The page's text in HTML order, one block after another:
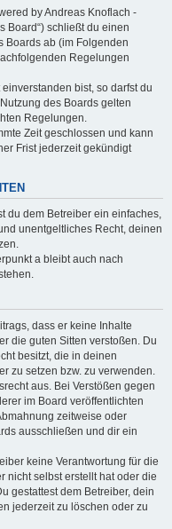
by Andreas Knoflach -
Board“) schließt du einen
Boards ab (im Folgenden
Regelungen
bist, so darfst du
des Boards gelten
Regelungen.
Zeit geschlossen und kann
Frist jederzeit gekündigt
du dem Betreiber ein einfaches,
unentgeltliches Recht, deinen
a bleibt auch nach
dass er keine Inhalte
die guten Sitten verstoßen. Du
besitzt, die in deinen
zu setzen bzw. zu verwenden.
aus. Bei Verstößen gegen
im Board veröffentlichten
zeitweise oder
ausschließen und dir ein
keine Verantwortung für die
nicht selbst erstellt hat oder die
gestattest dem Betreiber, dein
jederzeit zu löschen oder zu